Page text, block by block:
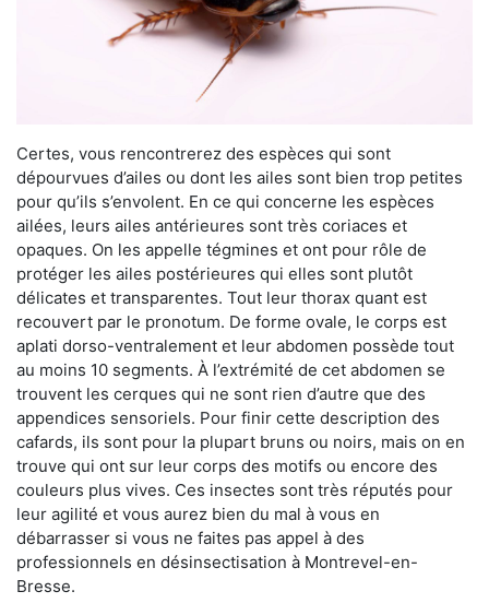
Certes, vous rencontrerez des espèces qui sont
dépourvues d’ailes ou dont les ailes sont bien trop petites
pour qu’ils s’envolent. En ce qui concerne les espèces
ailées, leurs ailes antérieures sont très coriaces et
opaques. On les appelle tégmines et ont pour rôle de
protéger les ailes postérieures qui elles sont plutôt
délicates et transparentes. Tout leur thorax quant est
recouvert par le pronotum. De forme ovale, le corps est
aplati dorso-ventralement et leur abdomen possède tout
au moins 10 segments. À l’extrémité de cet abdomen se
trouvent les cerques qui ne sont rien d’autre que des
appendices sensoriels. Pour finir cette description des
cafards, ils sont pour la plupart bruns ou noirs, mais on en
trouve qui ont sur leur corps des motifs ou encore des
couleurs plus vives. Ces insectes sont très réputés pour
leur agilité et vous aurez bien du mal à vous en
débarrasser si vous ne faites pas appel à des
professionnels en désinsectisation à Montrevel-en-
Bresse.